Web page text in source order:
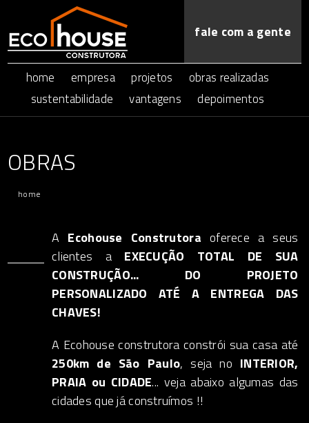
fale com a gente
home empresa projetos
obras realizadas
sustentabilidade
vantagens depoimentos
OBRAS
home
A Ecohouse Construtora oferece a seus
clientes a EXECUÇÃO TOTAL DE SUA
CONSTRUÇÃO... DO PROJETO
PERSONALIZADO ATÉ A ENTREGA DAS
CHAVES!
A Ecohouse construtora constrói sua casa até
250km de São Paulo, seja no INTERIOR,
PRAIA ou CIDADE... veja abaixo algumas das
cidades que já construímos !!